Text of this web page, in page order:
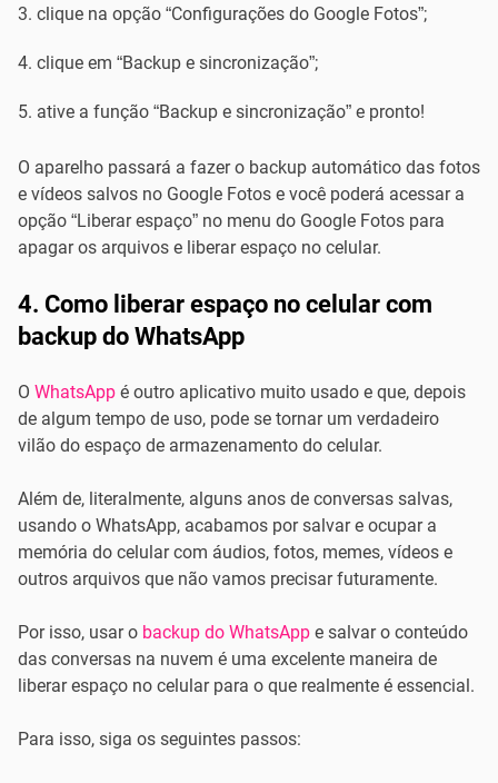
clique na opção “Configurações do Google Fotos”;
clique em “Backup e sincronização”;
ative a função “Backup e sincronização” e pronto!
O aparelho passará a fazer o backup automático das fotos
e vídeos salvos no Google Fotos e você poderá acessar a
opção “Liberar espaço” no menu do Google Fotos para
apagar os arquivos e liberar espaço no celular.
4. Como liberar espaço no celular com
backup do WhatsApp
O WhatsApp é outro aplicativo muito usado e que, depois
de algum tempo de uso, pode se tornar um verdadeiro
vilão do espaço de armazenamento do celular.
Além de, literalmente, alguns anos de conversas salvas,
usando o WhatsApp, acabamos por salvar e ocupar a
memória do celular com áudios, fotos, memes, vídeos e
outros arquivos que não vamos precisar futuramente.
Por isso, usar o backup do WhatsApp e salvar o conteúdo
das conversas na nuvem é uma excelente maneira de
liberar espaço no celular para o que realmente é essencial.
Para isso, siga os seguintes passos: